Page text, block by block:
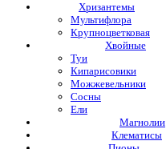
Хризантемы
Мультифлора
Крупноцветковая
Хвойные
Туи
Кипарисовики
Можжевельники
Сосны
Ели
Магнолии
Клематисы